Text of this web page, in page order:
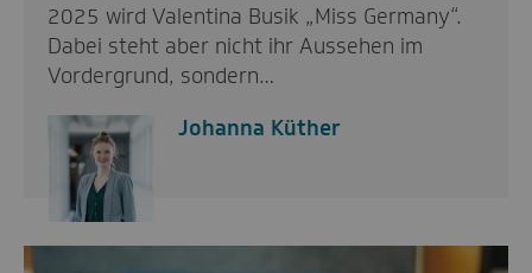
2025 wird Valentina Busik „Miss Germany“.
Dabei steht aber nicht ihr Aussehen im
Vordergrund, sondern…
Johanna Küther